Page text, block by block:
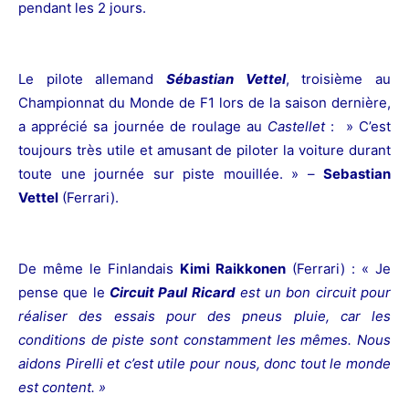
pendant les 2 jours.
Le pilote allemand Sébastian Vettel, troisième au
Championnat du Monde de F1 lors de la saison dernière,
a apprécié sa journée de roulage au Castellet: » C’est
toujours très utile et amusant de piloter la voiture durant
toute une journée sur piste mouillée. » – Sebastian
Vettel (Ferrari).
De même le Finlandais Kimi Raikkonen (Ferrari) : « Je
pense que le Circuit Paul Ricard est un bon circuit pour
réaliser des essais pour des pneus pluie, car les
conditions de piste sont constamment les mêmes. Nous
aidons Pirelli et c’est utile pour nous, donc tout le monde
est content. »